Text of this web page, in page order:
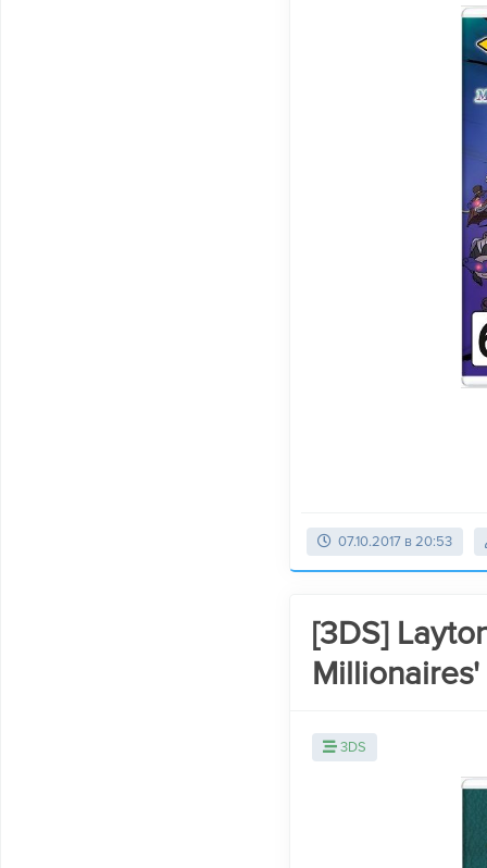
07.10.2017 в 20:53
[3DS]
Millionaires'
3DS